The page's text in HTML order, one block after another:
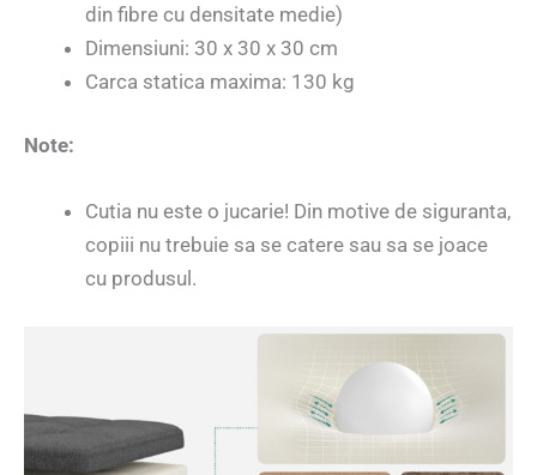
din fibre cu densitate medie)
Dimensiuni: 30 x 30 x 30 cm
Carca statica maxima: 130 kg
Note:
Cutia nu este o jucarie! Din motive de siguranta,
copiii nu trebuie sa se catere sau sa se joace
cu produsul.